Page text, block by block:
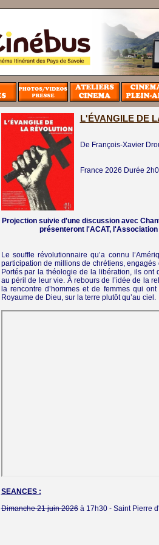
L'ÉVANGILE DE
De François-Xavier
France 2026 Durée
Projection suivie d'une discussion avec
présenteront l'ACAT,
Le souffle révolutionnaire qu’a connu
participation de millions de chrétiens,
Portés par la théologie de la libération, ils
au péril de leur vie. À rebours de l’idée de la
la rencontre d’hommes et de femmes qui
Royaume de Dieu, sur la terre plutôt qu’au ciel.
SEANCES :
Dimanche 21 juin 2026à 17h30 - Saint Pierre